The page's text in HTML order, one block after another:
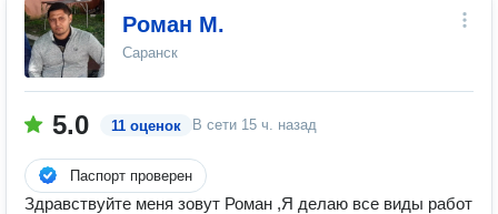
Роман М.
Саранск
5.0 11 оценок В сети 15 ч. назад
Паспорт проверен
Здравствуйте меня зовут Роман ,Я делаю все виды работ